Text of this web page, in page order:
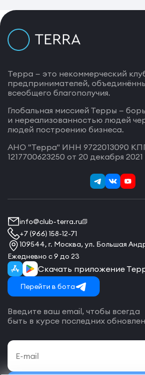
Терра — это некоммерческий
предпринимателей,
всеобщего благополучия.
Глобальная миссией Терры —
и нереализованностью людей
людей построению бизнеса.
АНО "Терра" ИНН 9722013090
1217700623250 от 20 декабря 2021
info@club-terra.ru
+7 (966) 158-12-71
109544, г. Москва, ул. Большая
Ежедневно с 9 до 23
Скачать приложение
Перейти в бота
Введите ваш email, чтобы всегда
быть в курсе последних